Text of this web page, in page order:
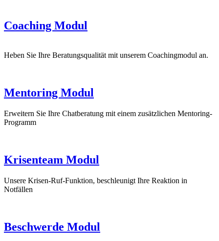
Coaching Modul
Heben Sie Ihre Beratungsqualität mit unserem Coachingmodul an.
Mentoring Modul
Erweitern Sie Ihre Chatberatung mit einem zusätzlichen Mentoring-
Programm
Krisenteam Modul
Unsere Krisen-Ruf-Funktion, beschleunigt Ihre Reaktion in
Notfällen
Beschwerde Modul